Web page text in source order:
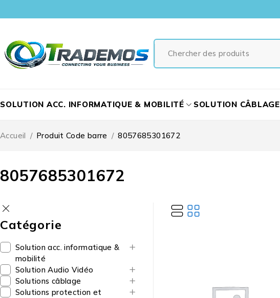
SOLUTION ACC. INFORMATIQUE & MOBILITÉ SOLUTION CÂBLAGE
8057685301672
Accueil / Produit Code barre / 8057685301672
Catégorie
Solution acc. informatique &
mobilité
Solution Audio Vidéo
Solutions câblage
Solutions protection et